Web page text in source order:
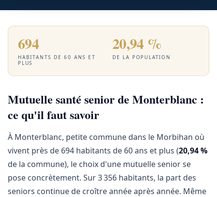
694
HABITANTS DE 60 ANS ET
PLUS
20,94 %
DE LA POPULATION
Mutuelle santé senior de Monterblanc :
ce qu'il faut savoir
À Monterblanc, petite commune dans le Morbihan où
vivent près de 694 habitants de 60 ans et plus (20,94 %
de la commune), le choix d'une mutuelle senior se
pose concrètement. Sur 3 356 habitants, la part des
seniors continue de croître année après année. Même